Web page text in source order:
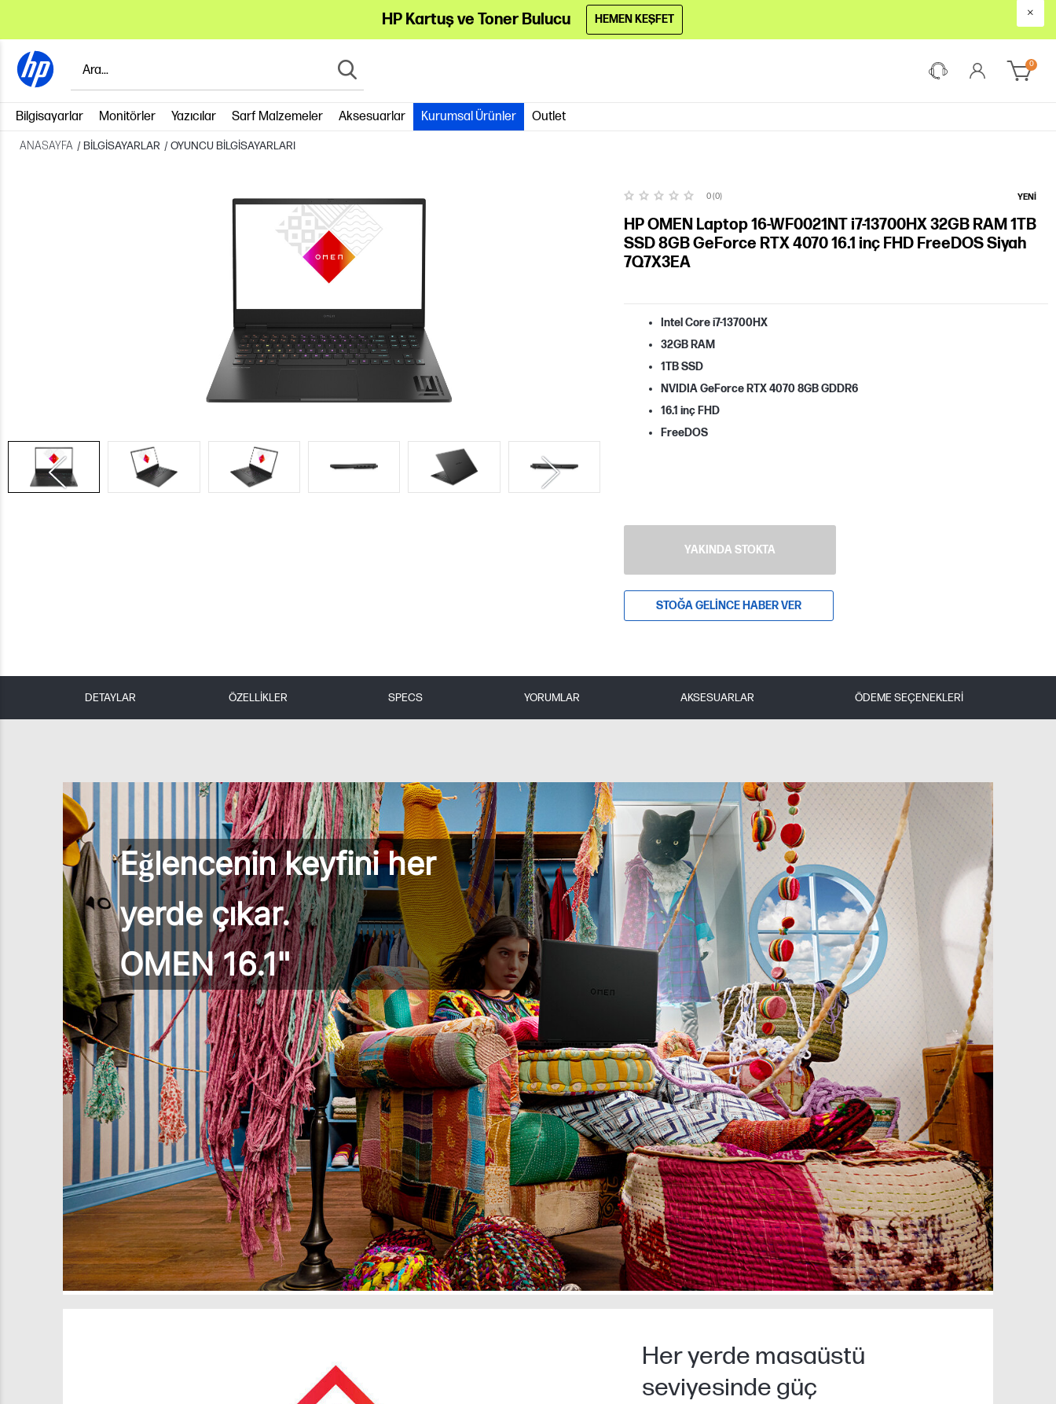
HP Kartuş ve Toner Bulucu HEMEN KEŞFET ×
0
Bilgisayarlar Monitörler Yazıcılar Sarf Malzemeler Aksesuarlar Kurumsal Ürünler Outlet
ANASAYFA /BILGISAYARLAR /OYUNCU BILGISAYARLARI
YENI
0 (0)
HP OMEN Laptop 16-WF0021NT i7-13700HX 32GB RAM 1TB
SSD 8GB GeForce RTX 4070 16.1 inç FHD FreeDOS Siyah
7Q7X3EA
Intel Core i7-13700HX
32GB RAM
1TB SSD
NVIDIA GeForce RTX 4070 8GB GDDR6
16.1 inç FHD
FreeDOS
YAKINDA STOKTA
STOĞA GELINCE HABER VER
DETAYLAR ÖZELLİKLER SPECS YORUMLAR AKSESUARLAR ÖDEME SEÇENEKLERI
Eğlencenin keyfini her
yerde çıkar.
OMEN 16.1"
Her yerde masaüstü
seviyesinde güç